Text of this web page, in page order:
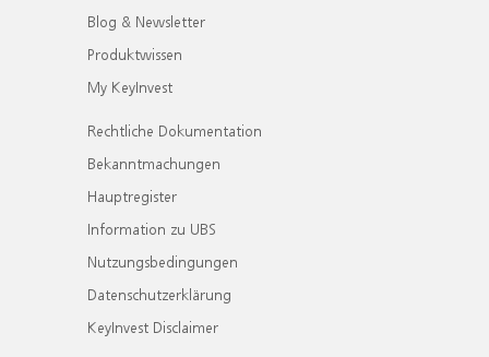
Blog & Newsletter
Produktwissen
My KeyInvest
Rechtliche Dokumentation
Bekanntmachungen
Hauptregister
Information zu UBS
Nutzungsbedingungen
Datenschutzerklärung
KeyInvest Disclaimer